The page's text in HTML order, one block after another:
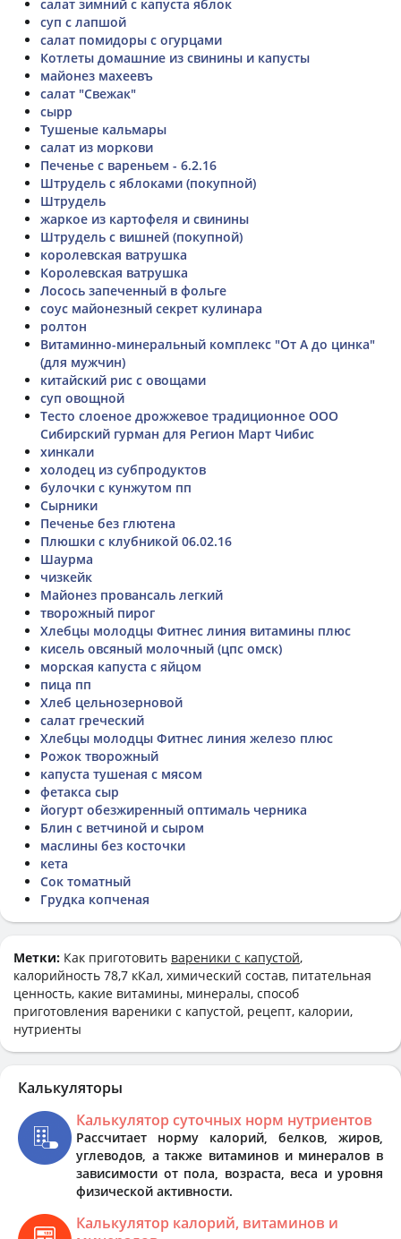
салат зимний с капуста яблок
суп с лапшой
салат помидоры с огурцами
Котлеты домашние из свинины и капусты
майонез махеевъ
салат "Свежак"
сырр
Тушеные кальмары
салат из моркови
Печенье с вареньем - 6.2.16
Штрудель с яблоками (покупной)
Штрудель
жаркое из картофеля и свинины
Штрудель с вишней (покупной)
королевская ватрушка
Королевская ватрушка
Лосось запеченный в фольге
соус майонезный секрет кулинара
ролтон
Витаминно-минеральный комплекс "От А до цинка"
(для мужчин)
китайский рис с овощами
суп овощной
Тесто слоеное дрожжевое традиционное ООО
Сибирский гурман для Регион Март Чибис
хинкали
холодец из субпродуктов
булочки с кунжутом пп
Сырники
Печенье без глютена
Плюшки с клубникой 06.02.16
Шаурма
чизкейк
Майонез провансаль легкий
творожный пирог
Хлебцы молодцы Фитнес линия витамины плюс
кисель овсяный молочный (цпс омск)
морская капуста с яйцом
пица пп
Хлеб цельнозерновой
салат греческий
Хлебцы молодцы Фитнес линия железо плюс
Рожок творожный
капуста тушеная с мясом
фетакса сыр
йогурт обезжиренный оптималь черника
Блин с ветчиной и сыром
маслины без косточки
кета
Сок томатный
Грудка копченая
Метки: Как приготовить вареники с капустой,
калорийность 78,7 кКал, химический состав, питательная
ценность, какие витамины, минералы, способ
приготовления вареники с капустой, рецепт, калории,
нутриенты
Калькуляторы
Калькулятор суточных норм нутриентов
Рассчитает норму калорий, белков, жиров,
углеводов, а также витаминов и минералов в
зависимости от пола, возраста, веса и уровня
физической активности.
Калькулятор калорий, витаминов и